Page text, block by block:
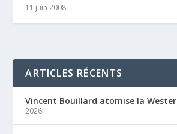
11 juin 2008
ARTICLES RÉCENTS
Vincent Bouillard atomise la
2026